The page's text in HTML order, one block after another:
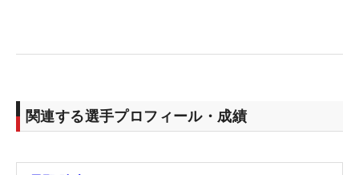
ば、迷いは消える。「コースもしっかり距離があっ
て難しいところが多い。選手のレベルも高くて、よ
関連する選手プロフィール・成績